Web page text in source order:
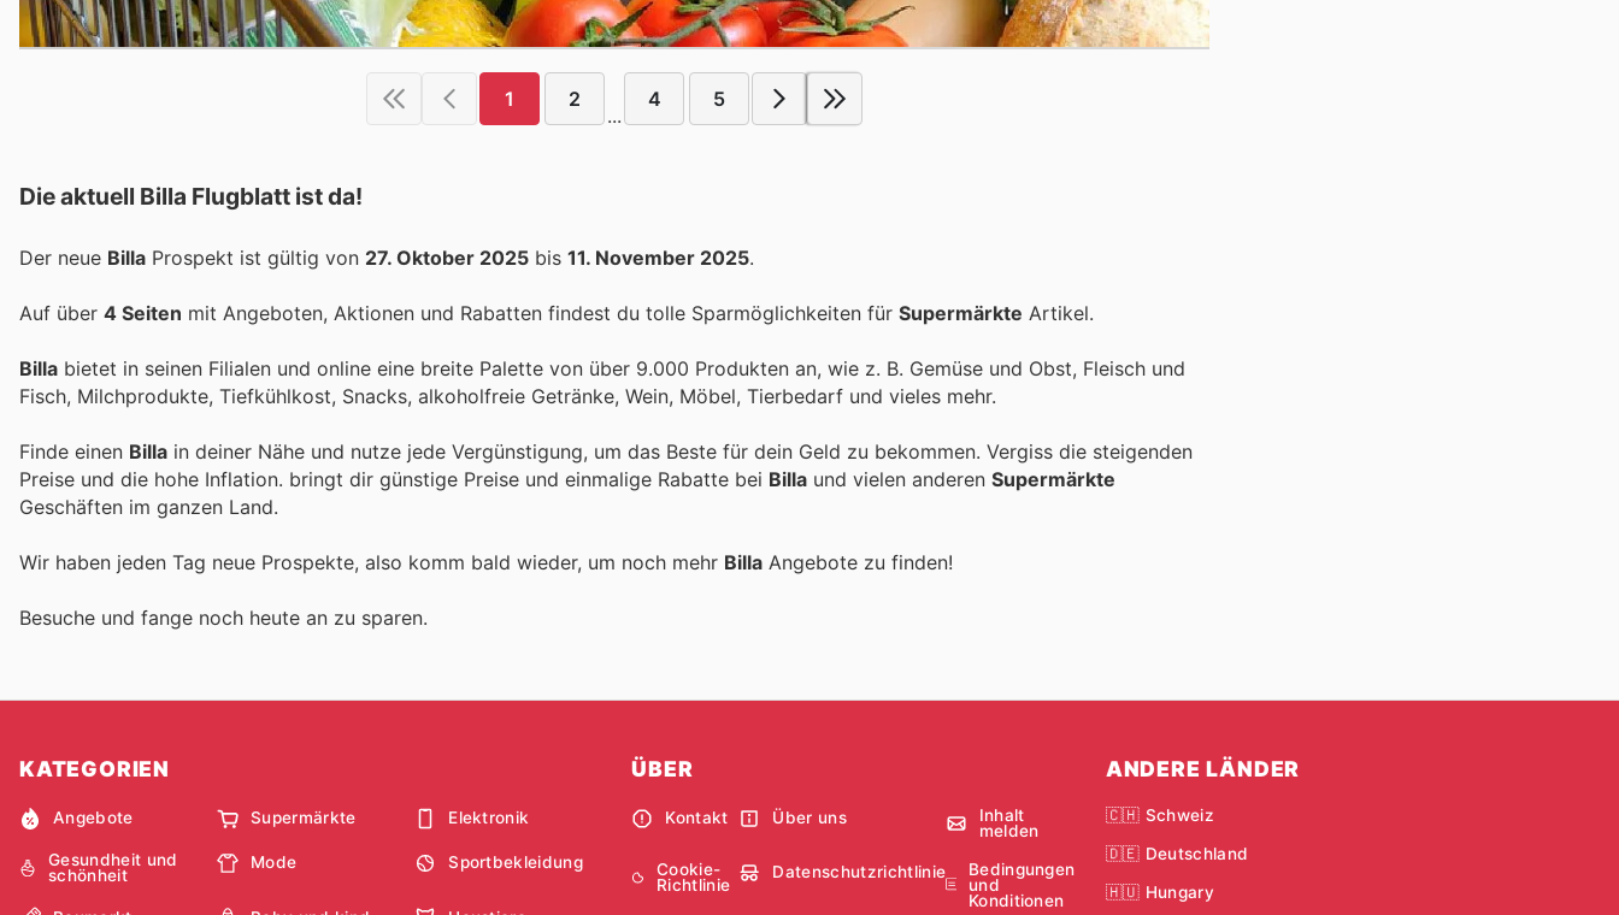
1 2
...
4 5
Die aktuell Billa Flugblatt ist da!
Der neue Billa Prospekt ist gültig von 27. Oktober 2025 bis 11. November 2025.
Auf über 4 Seiten mit Angeboten, Aktionen und Rabatten findest du tolle Sparmöglichkeiten für Supermärkte Artikel.
Billa bietet in seinen Filialen und online eine breite Palette von über 9.000 Produkten an, wie z. B. Gemüse und Obst, Fleisch und
Fisch, Milchprodukte, Tiefkühlkost, Snacks, alkoholfreie Getränke, Wein, Möbel, Tierbedarf und vieles mehr.
Finde einen Billa in deiner Nähe und nutze jede Vergünstigung, um das Beste für dein Geld zu bekommen. Vergiss die steigenden
Preise und die hohe Inflation. bringt dir günstige Preise und einmalige Rabatte bei Billa und vielen anderen Supermärkte
Geschäften im ganzen Land.
Wir haben jeden Tag neue Prospekte, also komm bald wieder, um noch mehr Billa Angebote zu finden!
Besuche und fange noch heute an zu sparen.
KATEGORIEN
Angebote Supermärkte Elektronik
Gesundheit und
schönheit
Mode Sportbekleidung
ÜBER
Kontakt Über uns
Inhalt
melden
Cookie-
Richtlinie
Datenschutzrichtlinie
Bedingungen
und
Konditionen
ANDERE LÄNDER
🇨🇭 Schweiz
🇩🇪 Deutschland
🇭🇺 Hungary